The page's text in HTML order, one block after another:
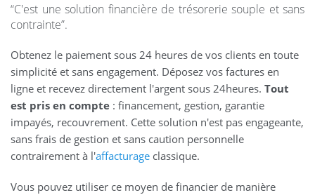
“C'est une solution financière de trésorerie souple et sans
contrainte”.
Obtenez le paiement sous 24 heures de vos clients en toute
simplicité et sans engagement. Déposez vos factures en
ligne et recevez directement l'argent sous 24heures. Tout
est pris en compte : financement, gestion, garantie
impayés, recouvrement. Cette solution n'est pas engageante,
sans frais de gestion et sans caution personnelle
contrairement à l'affacturage classique.
Vous pouvez utiliser ce moyen de financier de manière